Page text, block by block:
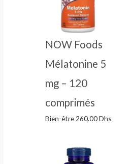
NOW Foods
Mélatonine 5
mg – 120
comprimés
Bien-être 260.00Dhs